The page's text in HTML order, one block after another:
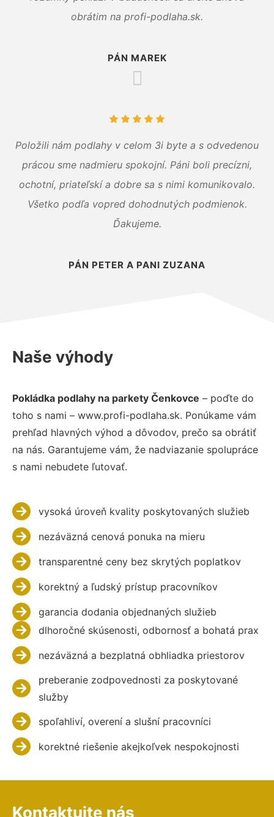
obrátim na profi-podlaha.sk.
PÁN MAREK
Položili nám podlahy v celom 3i byte a s odvedenou
prácou sme nadmieru spokojní. Páni boli precízni,
ochotní, priateľskí a dobre sa s nimi komunikovalo.
Všetko podľa vopred dohodnutých podmienok.
Ďakujeme.
PÁN PETER A PANI ZUZANA
Naše výhody
Pokládka podlahy na parkety Čenkovce – poďte do
toho s nami – www.profi-podlaha.sk. Ponúkame vám
prehľad hlavných výhod a dôvodov, prečo sa obrátiť
na nás. Garantujeme vám, že nadviazanie spolupráce
s nami nebudete ľutovať.
vysoká úroveň kvality poskytovaných služieb
nezáväzná cenová ponuka na mieru
transparentné ceny bez skrytých poplatkov
korektný a ľudský prístup pracovníkov
garancia dodania objednaných služieb
dlhoročné skúsenosti, odbornosť a bohatá prax
nezáväzná a bezplatná obhliadka priestorov
preberanie zodpovednosti za poskytované
služby
spoľahliví, overení a slušní pracovníci
korektné riešenie akejkoľvek nespokojnosti
Kontaktujte nás